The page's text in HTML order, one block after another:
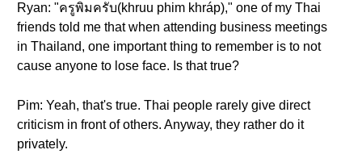
Ryan: "ครูพิมครับ(khruu phim khráp)," one of my Thai
friends told me that when attending business meetings
in Thailand, one important thing to remember is to not
cause anyone to lose face. Is that true?
Pim: Yeah, that's true. Thai people rarely give direct
criticism in front of others. Anyway, they rather do it
privately.